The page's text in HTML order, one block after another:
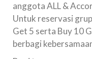
anggota ALL &
Untuk reservasi
Get 5 serta Buy 10
berbagi